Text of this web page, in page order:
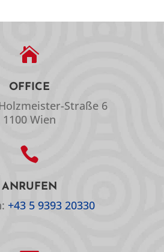

OFFICE
Straße 6
1100 Wien

ANRUFEN
+43 5 9393 20330